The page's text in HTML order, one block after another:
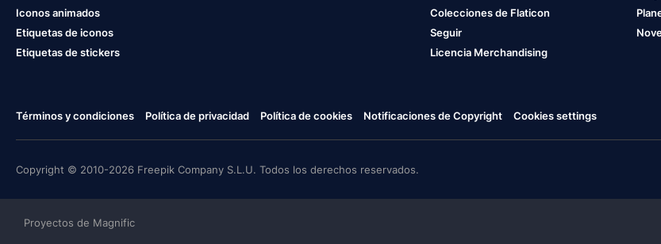
Iconos animados
Etiquetas de iconos
Etiquetas de stickers
Colecciones de Flaticon
Seguir
Licencia Merchandising
Términos y condiciones Política de privacidad Política de cookies Notificaciones de Copyright Cookies settings
Copyright © 2010-2026 Freepik Company S.L.U. Todos los derechos reservados.
Proyectos de Magnific